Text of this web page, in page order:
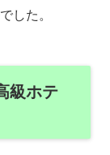
した。
級ホテ